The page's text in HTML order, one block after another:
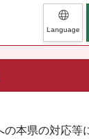
Language
の本県の対応等